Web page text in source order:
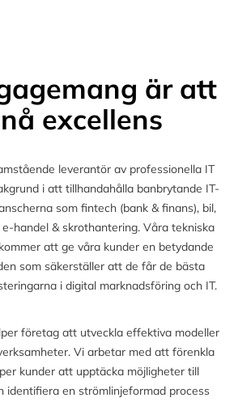
är att
excellens
leverantör av professionella IT
i att tillhandahålla banbrytande IT-
som fintech (bank & finans), bil,
handel & skrothantering. Våra tekniska
att ge våra kunder en betydande
som säkerställer att de får de bästa
i digital marknadsföring och IT.
företag att utveckla effektiva modeller
Vi arbetar med att förenkla
kunder att upptäcka möjligheter till
identifiera en strömlinjeformad process